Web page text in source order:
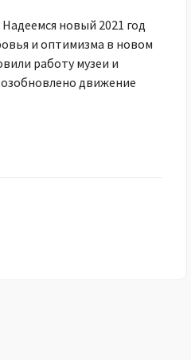
новый 2021 год
и оптимизма в новом
работу музеи и
движение